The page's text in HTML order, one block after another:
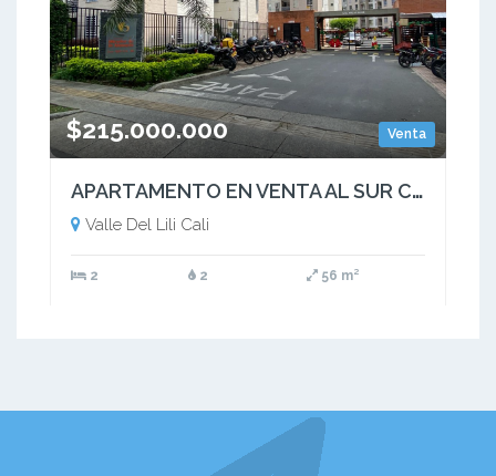
Venta
$215.000.000
APARTAMENTO EN VENTA AL SUR CALI VALLE DEL LILI CR MIRADOR DE ALAMEDA
Valle Del Lili Cali
2 2 56 m²